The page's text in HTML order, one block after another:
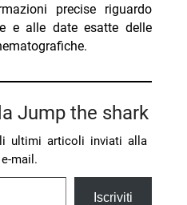
precise riguardo
e alle date esatte delle
Jump the shark
ultimi articoli inviati alla
mail.
Iscriviti